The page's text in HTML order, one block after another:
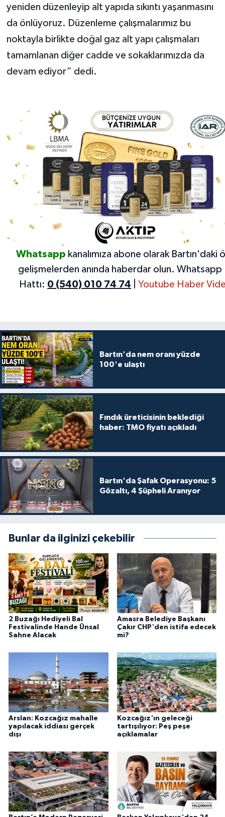
yeniden düzenleyip alt yapıda sıkıntı yaşanmasını
da önlüyoruz. Düzenleme çalışmalarımız bu
noktayla birlikte doğal gaz alt yapı çalışmaları
tamamlanan diğer cadde ve sokaklarımızda da
devam ediyor” dedi.
Whatsapp kanalımıza abone olarak Bartın'daki
gelişmelerden anında haberdar olun. Whatsapp
Hattı: 0 (540) 010 74 74 Youtube Haber
Bartın'da nem oranı yüzde
100'e ulaştı
Fındık üreticisinin beklediği
haber: TMO fiyatı açıkladı
Bartın'da Şafak Operasyonu: 5
Gözaltı, 4 Şüpheli Aranıyor
Bunlar da ilginizi çekebilir
2 Buzağı Hediyeli Bal
Festivalinde Hande Ünsal
Sahne Alacak
Amasra Belediye Başkanı
Çakır CHP'den istifa edecek
mi?
Arslan: Kozcağız mahalle
yapılacak iddiası gerçek
dışı
Kozcağız'ın geleceği
tartışılıyor: Peş peşe
açıklamalar